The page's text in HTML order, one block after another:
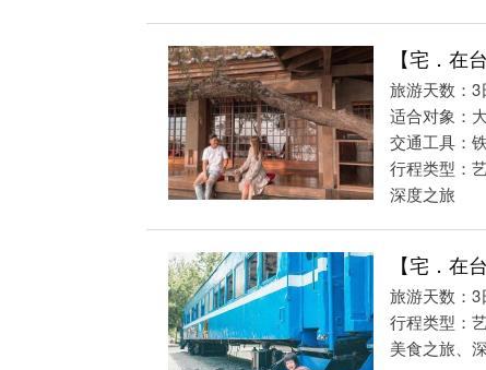
【宅．在
旅游天数：3
适合对象：
交通工具：
行程类型：
深度之旅
【宅．在
旅游天数：3
行程类型：
美食之旅、